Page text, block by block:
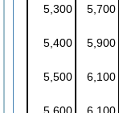
5,300
5,700
5,400 5,900
5,500 6,100